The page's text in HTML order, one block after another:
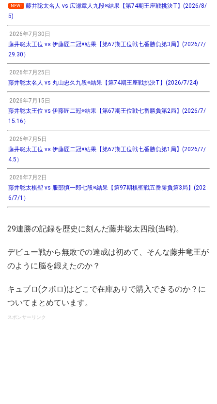
NEW!
藤井聡太名人 vs 広瀬章人九段※結果【第74期王座戦挑決T】(2026/8/
5)
2026年7月30日
藤井聡太王位 vs 伊藤匠二冠※結果【第67期王位戦七番勝負第3局】(2026/7/
29.30）
2026年7月25日
藤井聡太名人 vs 丸山忠久九段※結果【第74期王座戦挑決T】(2026/7/24)
2026年7月15日
藤井聡太王位 vs 伊藤匠二冠※結果【第67期王位戦七番勝負第2局】(2026/7/
15.16）
2026年7月5日
藤井聡太王位 vs 伊藤匠二冠※結果【第67期王位戦七番勝負第1局】(2026/7/
4.5）
2026年7月2日
藤井聡太棋聖 vs 服部慎一郎七段※結果【第97期棋聖戦五番勝負第3局】(202
6/7/1）
29連勝の記録を歴史に刻んだ藤井聡太四段(当時)。
デビュー戦から無敗での達成は初めて、そんな藤井竜王が
のように脳を鍛えたのか？
キュブロ(クボロ)はどこで在庫ありで購入できるのか？に
ついてまとめています。
スポンサーリンク